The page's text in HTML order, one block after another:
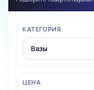
КАТЕГОРИЯ
ЦЕНА